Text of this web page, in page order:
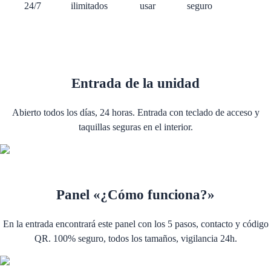
24/7
ilimitados
usar
seguro
Entrada de la unidad
Abierto todos los días, 24 horas. Entrada con teclado de acceso y
taquillas seguras en el interior.
Panel «¿Cómo funciona?»
En la entrada encontrará este panel con los 5 pasos, contacto y código
QR. 100% seguro, todos los tamaños, vigilancia 24h.